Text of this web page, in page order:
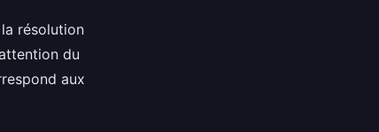
résolution
du
aux